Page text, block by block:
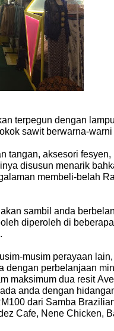
terpegun dengan
sawit berwarna-
tangan, aksesori fesyen,
disusun menarik
membeli-belah
sambil anda
diperoleh di
musim perayaan
dengan perbelanjaan
maksimum dua resit
anda dengan
dari Samba
Cafe, Nene Chicken,